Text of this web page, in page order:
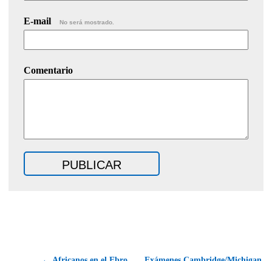
E-mail No será mostrado.
Comentario